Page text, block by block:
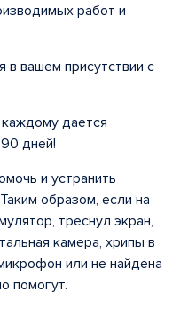
работ и
в вашем присутствии с
дается
дней!
и устранить
образом, если на
треснул экран,
камера, хрипы в
или не найдена
помогут.